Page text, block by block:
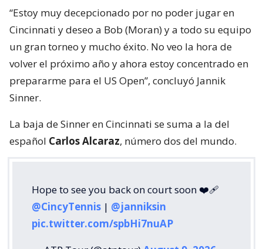
“Estoy muy decepcionado por no poder jugar en
Cincinnati y deseo a Bob (Moran) y a todo su equipo
un gran torneo y mucho éxito. No veo la hora de
volver el próximo año y ahora estoy concentrado en
prepararme para el US Open”, concluyó Jannik
Sinner.
La baja de Sinner en Cincinnati se suma a la del
español Carlos Alcaraz, número dos del mundo.
Hope to see you back on court soon ❤️‍🩹
@CincyTennis | @janniksin
pic.twitter.com/spbHi7nuAP